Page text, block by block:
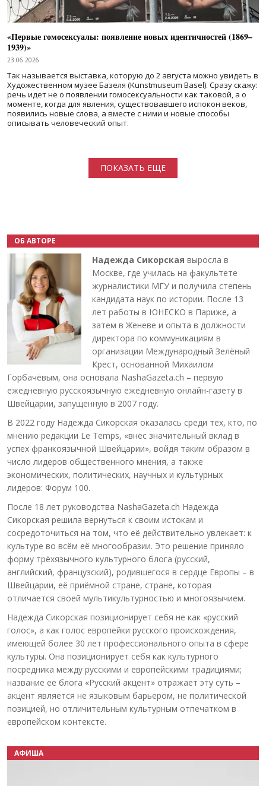
«Первые гомосексуалы: появление новых идентичностей (1869–
1939)»
23.06.2026
Так называется выставка, которую до 2 августа можно увидеть в
Художественном музее Базеля (Kunstmuseum Basel). Сразу скажу:
речь идет не о появлении гомосексуальности как таковой, а о
моменте, когда для явления, существовавшего испокон веков,
появились новые слова, а вместе с ними и новые способы
описывать человеческий опыт.
ПОКАЗАТЬ ЕЩЕ
ОБ АВТОРЕ
Надежда Сикорская выросла в
Москве, где училась на факультете
журналистики МГУ и получила степень
кандидата наук по истории. После 13
лет работы в ЮНЕСКО в Париже, а
затем в Женеве и опыта в должности
директора по коммуникациям в
организации Международный Зелёный
Крест, основанной Михаилом
Горбачёвым, она основала NashaGazeta.ch – первую
ежедневную русскоязычную ежедневную онлайн-газету в
Швейцарии, запущенную в 2007 году.
В 2022 году Надежда Сикорская оказалась среди тех, кто, по
мнению редакции Le Temps, «внёс значительный вклад в
успех франкоязычной Швейцарии», войдя таким образом в
число лидеров общественного мнения, а также
экономических, политических, научных и культурных
лидеров: Форум 100.
После 18 лет руководства NashaGazeta.ch Надежда
Сикорская решила вернуться к своим истокам и
сосредоточиться на том, что её действительно увлекает: к
культуре во всём её многообразии. Это решение приняло
форму трёхязычного культурного блога (русский,
английский, французский), родившегося в сердце Европы – в
Швейцарии, её приёмной стране, стране, которая
отличается своей мультикультурностью и многоязычием.
Надежда Сикорская позиционирует себя не как «русский
голос», а как голос европейки русского происхождения,
имеющей более 30 лет профессионального опыта в сфере
культуры. Она позиционирует себя как культурного
посредника между русскими и европейскими традициями;
название её блога «Русский акцент» отражает эту суть –
акцент является не языковым барьером, не политической
позицией, но отличительным культурным отпечатком в
европейском контексте.
АФИША